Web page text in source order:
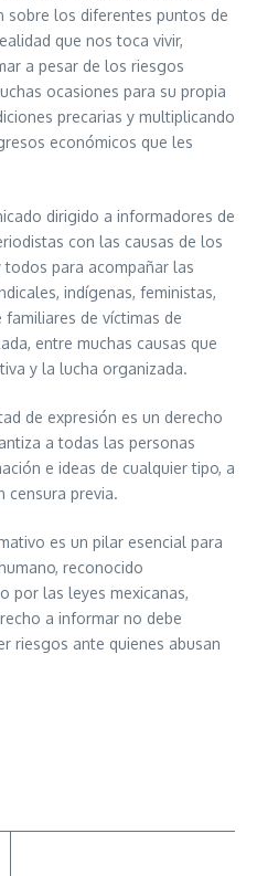
sobre los diferentes puntos de
que nos toca vivir,
a pesar de los riesgos
ocasiones para su propia
precarias y multiplicando
económicos que les
dirigido a informadores de
con las causas de los
para acompañar las
indígenas, feministas,
de víctimas de
entre muchas causas que
y la lucha organizada.
de expresión es un derecho
a todas las personas
e ideas de cualquier tipo, a
censura previa.
es un pilar esencial para
reconocido
por las leyes mexicanas,
a informar no debe
riesgos ante quienes abusan